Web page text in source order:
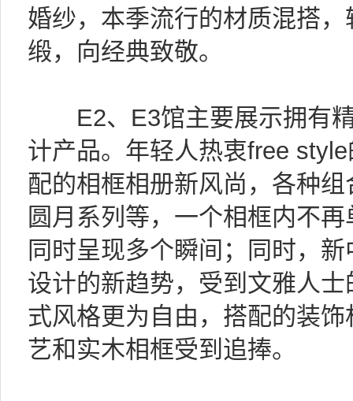
婚纱，本季流行的材质混搭
缎，向经典致敬。
E2、E3馆主要展示拥有精
计产品。年轻人热衷free
配的相框相册新风尚，各种
圆月系列等，一个相框内不
同时呈现多个瞬间；同时，
设计的新趋势，受到文雅人
式风格更为自由，搭配的装
艺和实木相框受到追捧。